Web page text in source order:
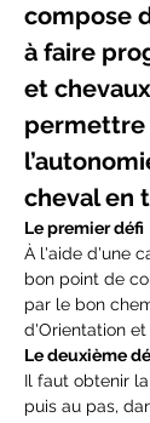
compose
à faire
et
permettre
cheval en
Le premier défi
À l'aide d'une
bon point de
par le bon
d'Orientation et
Le deuxième
Il faut obtenir
puis au pas,